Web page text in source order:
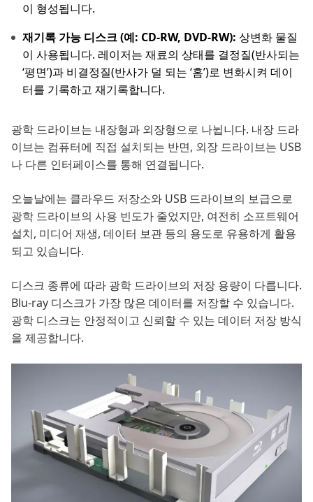
이 형성됩니다.
재기록 가능 디스크 (예: CD-RW, DVD-RW): 상변화 물질
이 사용됩니다. 레이저는 재료의 상태를 결정질(반사되는
‘평면’)과 비결정질(반사가 덜 되는 ‘홈’)로 변화시켜 데이
터를 기록하고 재기록합니다.
광학 드라이브는 내장형과 외장형으로 나뉩니다. 내장 드라
이브는 컴퓨터에 직접 설치되는 반면, 외장 드라이브는 USB
나 다른 인터페이스를 통해 연결됩니다.
오늘날에는 클라우드 저장소와 USB 드라이브의 보급으로
광학 드라이브의 사용 빈도가 줄었지만, 여전히 소프트웨어
설치, 미디어 재생, 데이터 보관 등의 용도로 유용하게 활용
되고 있습니다.
디스크 종류에 따라 광학 드라이브의 저장 용량이 다릅니다.
Blu-ray 디스크가 가장 많은 데이터를 저장할 수 있습니다.
광학 디스크는 안정적이고 신뢰할 수 있는 데이터 저장 방식
을 제공합니다.